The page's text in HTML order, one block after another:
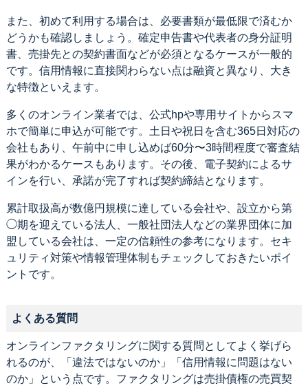
また、初めて利用する場合は、必要書類が最低限で済むか
どうかも確認しましょう。確定申告書や代表者の身分証明
書、売掛先との契約書面などが必須となるケースが一般的
です。信用情報に直接関わらない点は融資と異なり、大き
な特徴といえます。
多くのオンライン業者では、公式hpや専用サイトからスマ
ホで簡単に申込が可能です。土日や祝日を含む365日対応の
会社もあり、午前中に申し込めば60分〜3時間程度で審査結
果がわかるケースもあります。その後、電子契約によるサ
インを行い、承諾が完了すれば契約締結となります。
累計取扱高が数億円規模に達している会社や、設立から第
◯期を迎えている法人、一般社団法人などの業界団体に加
盟している会社は、一定の信頼性の参考になります。セキ
ュリティ対策や情報管理体制もチェックしておきたいポイ
ントです。
よくある質問
オンラインファクタリングに関する質問としてよく挙げら
れるのが、「違法ではないのか」「信用情報に問題はない
のか」という点です。ファクタリングは売掛債権の売買契